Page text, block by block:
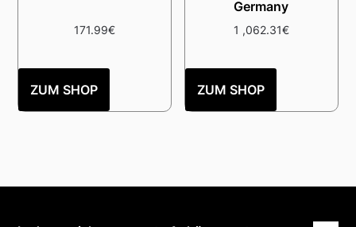
171.99€
ZUM SHOP
Germany
1 ,062.31€
ZUM SHOP